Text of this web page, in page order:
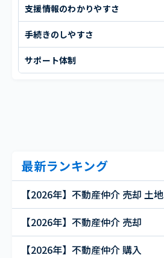
支援情報のわかりやすさ
手続きのしやすさ
サポート体制
最新ランキング
【2026年】不動産仲介 売却 土地
【2026年】不動産仲介 売却
【2026年】不動産仲介 購入